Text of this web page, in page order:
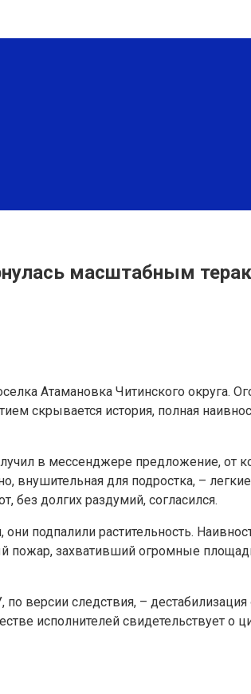
масштабным
Атамановка Читинского округа.
скрывается история, полная
в мессенджере предложение, от
для подростка, –
без долгих раздумий, согласился.
подпалили растительность.
пожар, захвативший огромные
версии следствия, – дестабилизация
исполнителей свидетельствует о